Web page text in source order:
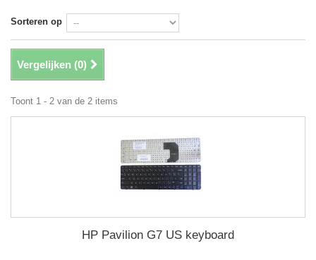
Sorteren op
Vergelijken (0)
Toont 1 - 2 van de 2 items
HP Pavilion G7 US keyboard